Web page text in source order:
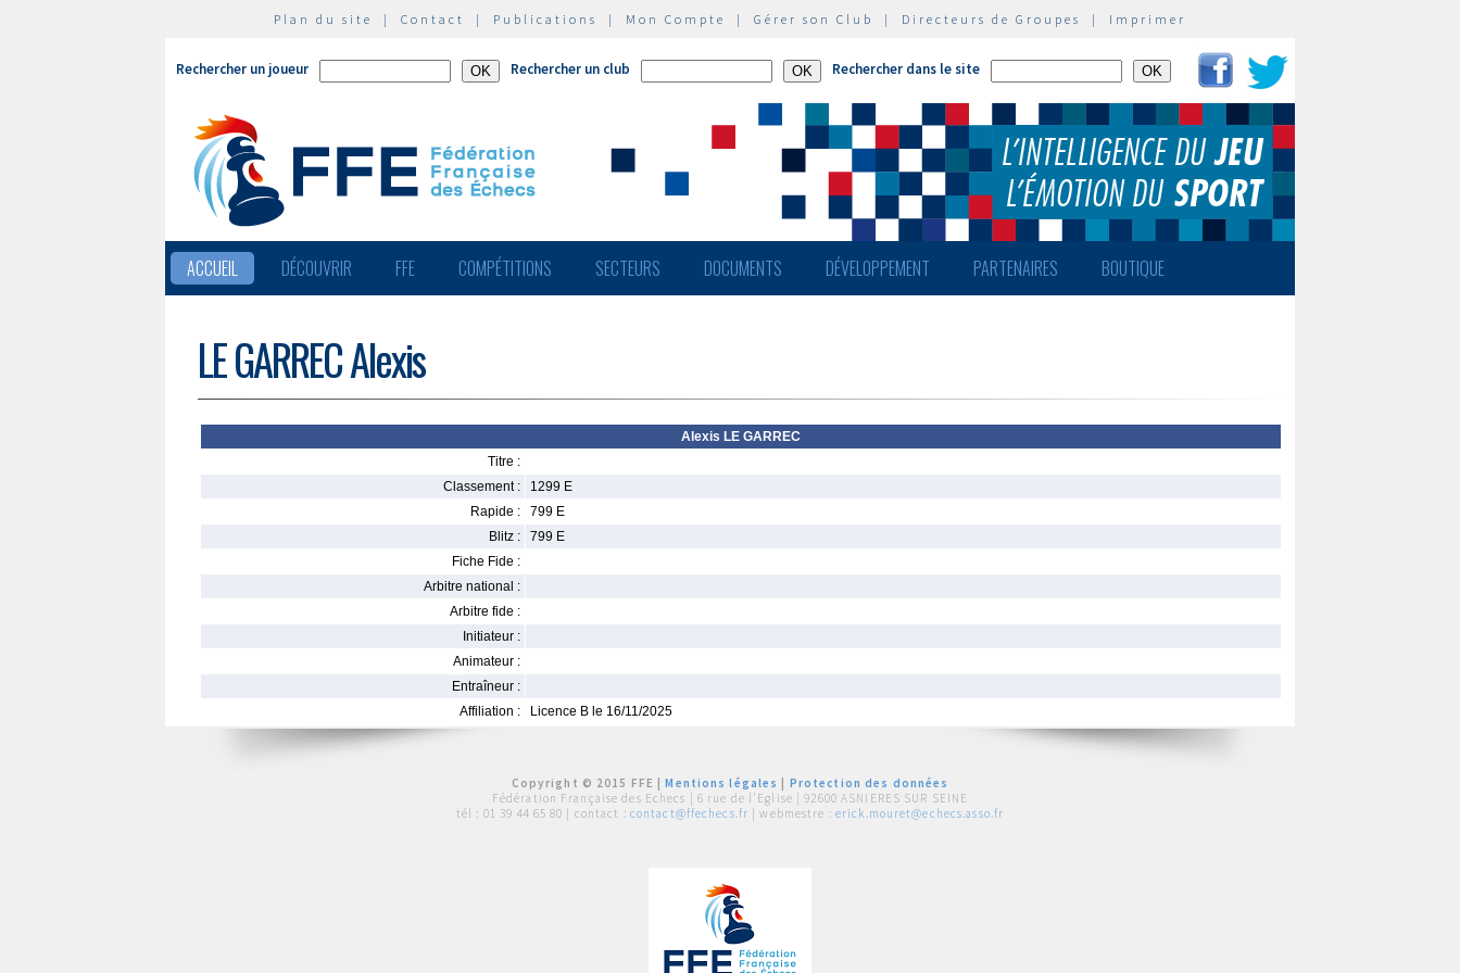
Plan du site | Contact | Publications | Mon Compte | Gérer son Club | Directeurs de Groupes | Imprimer
Rechercher un joueur Rechercher un club Rechercher dans le site
ACCUEIL DÉCOUVRIR FFE COMPÉTITIONS SECTEURS DOCUMENTS DÉVELOPPEMENT PARTENAIRES BOUTIQUE
LE GARREC Alexis
Alexis LE GARREC
Titre :
Classement :
1299 E
Rapide :
799 E
Blitz :
799 E
Fiche Fide :
Arbitre national :
Arbitre fide :
Initiateur :
Animateur :
Entraîneur :
Affiliation :
Licence B le 16/11/2025
Copyright © 2015 FFE |Mentions légales
Protection des données
Fédération Française des Echecs | 6 rue de l'Eglise | 92600 ASNIERES SUR SEINE
tél : 01 39 44 65 80 | contact : contact@ffechecs.fr | webmestre : erick.mouret@echecs.asso.fr